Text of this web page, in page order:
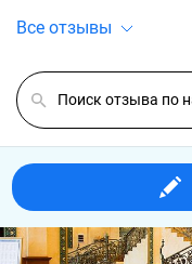
Все отзывы